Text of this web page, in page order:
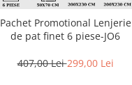
Pachet Promotional Lenjerie
de pat finet 6 piese-JO6
407,00 Lei299,00 Lei